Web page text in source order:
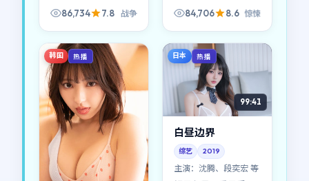
场面不算最炸裂，却
在。
86,734 7.8 战争
《天际边界》像一次
84,706 8.6 惊悚
韩国 热播 日本 热播
99:41
白昼边界
综艺 2019
主演： 沈腾、段奕宏 等